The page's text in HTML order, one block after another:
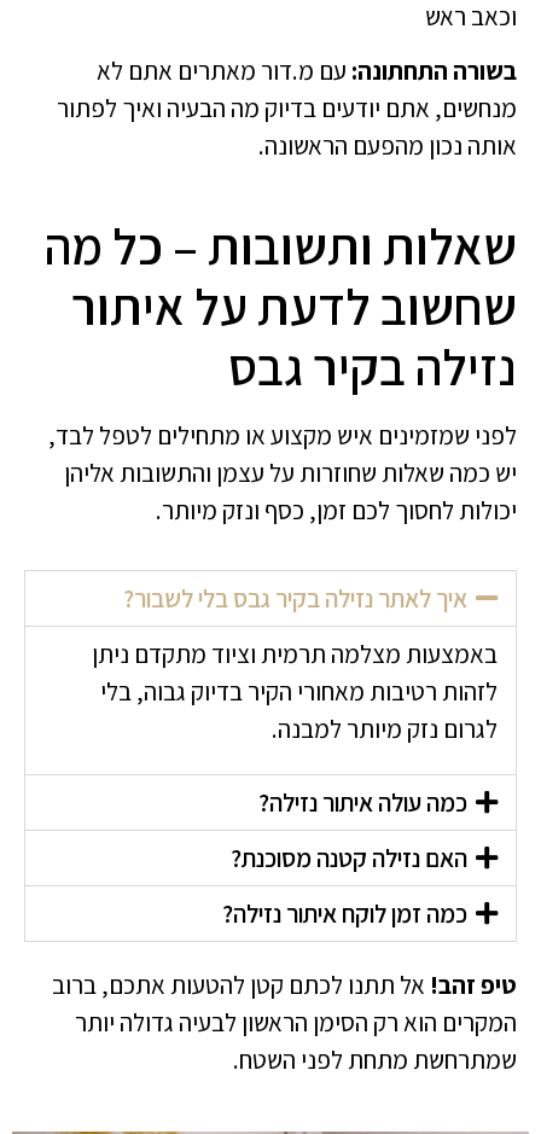
וכאב ראש
בשורה התחתונה: עם מ.דור מאתרים אתם לא
מנחשים, אתם יודעים בדיוק מה הבעיה ואיך לפתור
אותה נכון מהפעם הראשונה.
שאלות ותשובות – כל מה
שחשוב לדעת על איתור
נזילה בקיר גבס
לפני שמזמינים איש מקצוע או מתחילים לטפל לבד,
יש כמה שאלות שחוזרות על עצמן והתשובות אליהן
יכולות לחסוך לכם זמן, כסף ונזק מיותר.
איך לאתר נזילה בקיר גבס בלי לשבור?
באמצעות מצלמה תרמית וציוד מתקדם ניתן
לזהות רטיבות מאחורי הקיר בדיוק גבוה, בלי
לגרום נזק מיותר למבנה.
כמה עולה איתור נזילה?
האם נזילה קטנה מסוכנת?
כמה זמן לוקח איתור נזילה?
טיפ זהב! אל תתנו לכתם קטן להטעות אתכם, ברוב
המקרים הוא רק הסימן הראשון לבעיה גדולה יותר
שמתרחשת מתחת לפני השטח.